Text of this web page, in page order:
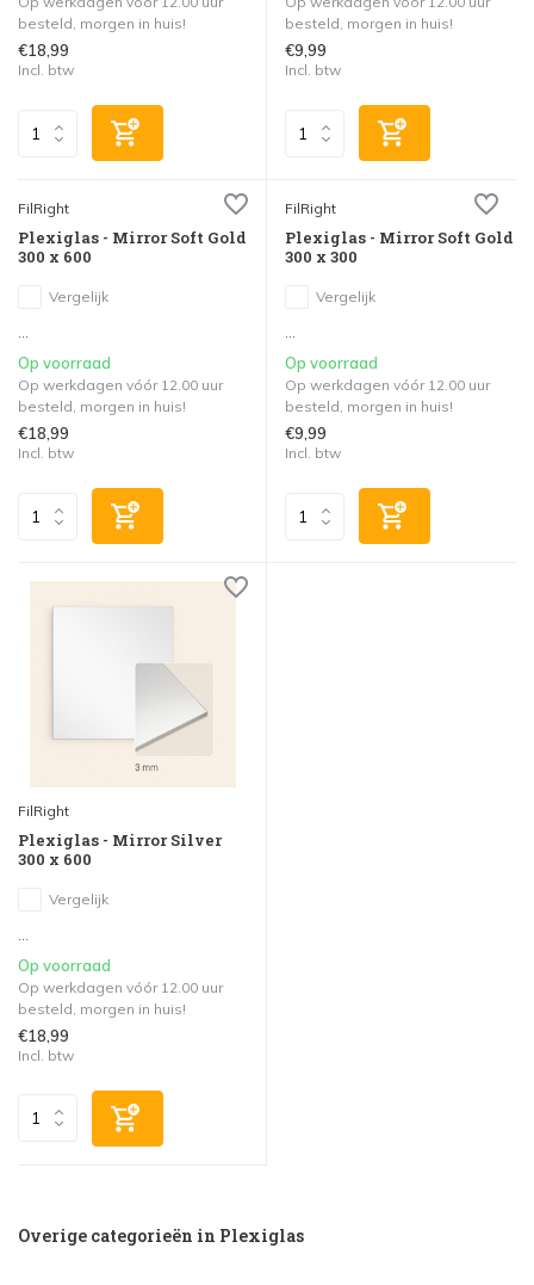
besteld, morgen in huis!
€18,99
Incl. btw
besteld, morgen in huis!
€9,99
Incl. btw
FilRight
Plexiglas - Mirror Soft Gold
300 x 600
Vergelijk
...
Op voorraad
Op werkdagen vóór 12.00 uur
besteld, morgen in huis!
€18,99
Incl. btw
FilRight
Plexiglas - Mirror Soft Gold
300 x 300
Vergelijk
...
Op voorraad
Op werkdagen vóór 12.00 uur
besteld, morgen in huis!
€9,99
Incl. btw
FilRight
Plexiglas - Mirror Silver
300 x 600
Vergelijk
Op voorraad
Op werkdagen vóór 12.00 uur
besteld, morgen in huis!
€18,99
Incl. btw
Overige categorieën in Plexiglas